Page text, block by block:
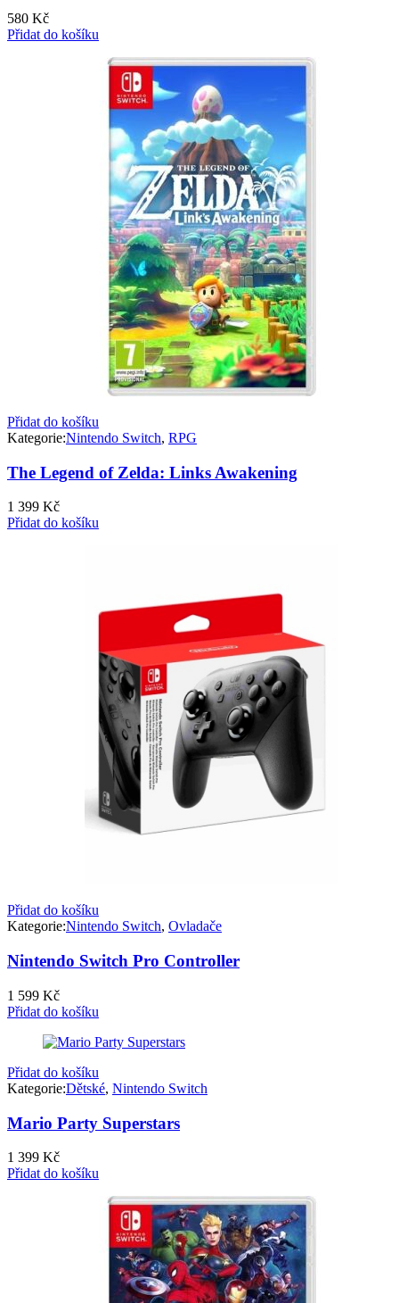
580 Kč
Přidat do košíku
Přidat do košíku
Kategorie:Nintendo Switch, RPG
The Legend of Zelda: Links Awakening
1 399 Kč
Přidat do košíku
Přidat do košíku
Kategorie:Nintendo Switch, Ovladače
Nintendo Switch Pro Controller
1 599 Kč
Přidat do košíku
Přidat do košíku
Kategorie:Dětské, Nintendo Switch
Mario Party Superstars
1 399 Kč
Přidat do košíku